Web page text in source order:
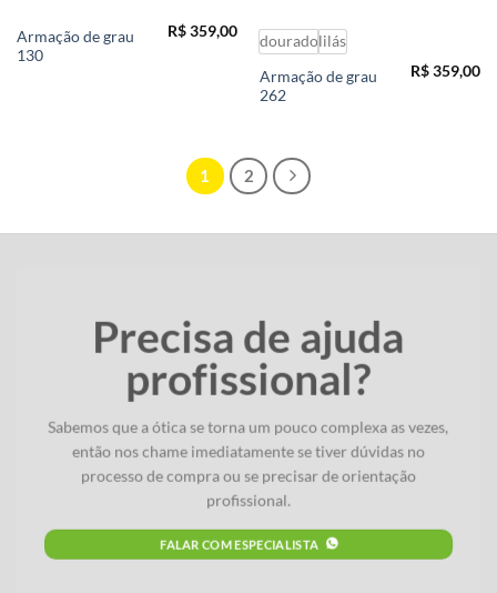
Armação de grau
130
R$359,00
douradolilás
Armação de grau
262
R$359,00
1 2
Precisa de ajuda
profissional?
Sabemos que a ótica se torna um pouco complexa as vezes,
então nos chame imediatamente se tiver dúvidas no
processo de compra ou se precisar de orientação
profissional.
FALAR COM ESPECIALISTA